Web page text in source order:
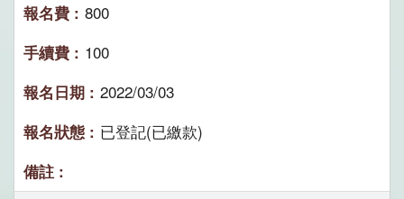
800
100
2022/03/03
已登記(已繳款)